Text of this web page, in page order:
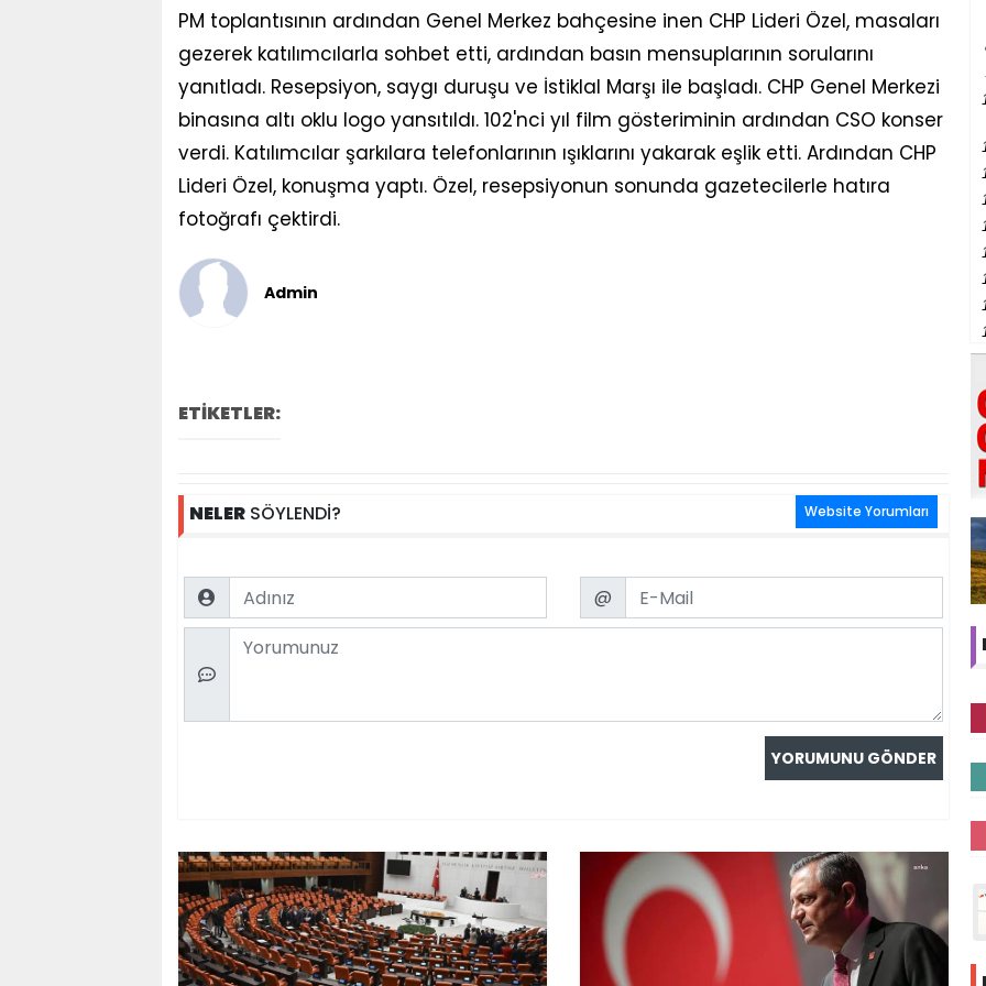
PM toplantısının ardından Genel Merkez bahçesine inen CHP Lideri Özel, masaları
gezerek katılımcılarla sohbet etti, ardından basın mensuplarının sorularını
yanıtladı. Resepsiyon, saygı duruşu ve İstiklal Marşı ile başladı. CHP Genel Merkezi
binasına altı oklu logo yansıtıldı. 102'nci yıl film gösteriminin ardından CSO konser
verdi. Katılımcılar şarkılara telefonlarının ışıklarını yakarak eşlik etti. Ardından CHP
Lideri Özel, konuşma yaptı. Özel, resepsiyonun sonunda gazetecilerle hatıra
fotoğrafı çektirdi.
Admin
ETİKETLER:
NELER SÖYLENDİ? Website Yorumları
Name Email
@
Comment